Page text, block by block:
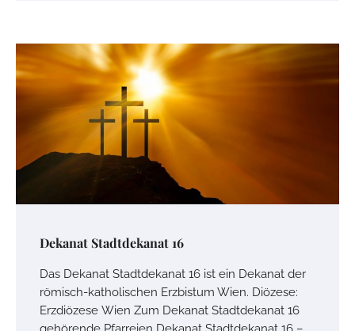
Dekanat Stadtdekanat 16
Das Dekanat Stadtdekanat 16 ist ein Dekanat der
römisch-katholischen Erzbistum Wien. Diözese:
Erzdiözese Wien Zum Dekanat Stadtdekanat 16
gehörende Pfarreien Dekanat Stadtdekanat 16 –